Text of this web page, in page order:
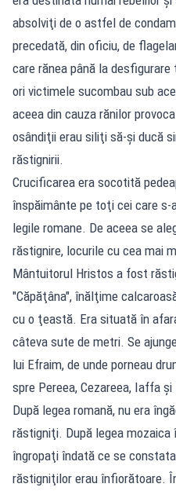
absolviţi de o astfel de
precedată, din oficiu, de
care rănea până la
ori victimele sucombau sub
aceea din cauza rănilor
osândiţii erau siliţi să-şi ducă
răstignirii.
Crucificarea era socotită
înspăimânte pe toţi cei care
legile romane. De aceea se
răstignire, locurile cu cea mai
Mântuitorul Hristos a fost
"Căpăţâna", înălţime
cu o ţeastă. Era situată în
câteva sute de metri. Se
lui Efraim, de unde porneau
spre Pereea, Cezareea, Iaffa
După legea romană, nu era
răstigniţi. După legea mozaica
îngropaţi îndată ce se
răstigniţilor erau înfiorătoare.